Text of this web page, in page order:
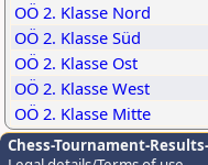
OÖ 2. Klasse Nord
OÖ 2. Klasse Süd
OÖ 2. Klasse Ost
OÖ 2. Klasse West
OÖ 2. Klasse Mitte
Chess-Tournament-